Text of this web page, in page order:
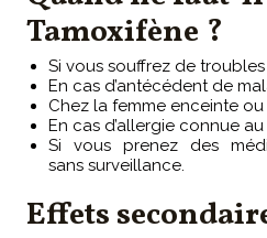
Tamoxifène ?
Si vous souffrez de
En cas d’antécédent de
Chez la femme enceinte
En cas d’allergie connue
Si vous prenez des
sans surveillance.
Effets